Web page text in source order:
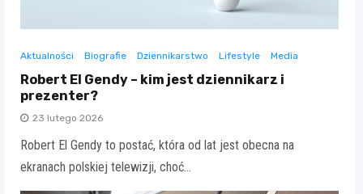
Aktualności Biografie Dziennikarstwo Lifestyle Media
Robert El Gendy – kim jest dziennikarz i
prezenter?
23 lutego 2026
Robert El Gendy to postać, która od lat jest obecna na
ekranach polskiej telewizji, choć…